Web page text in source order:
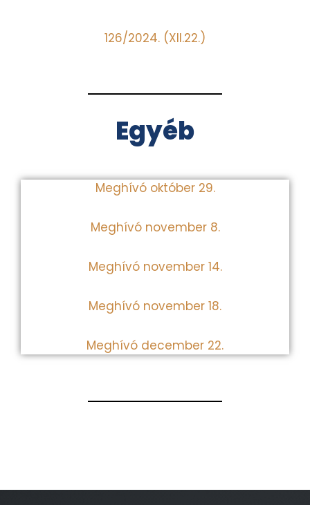
126/2024. (XII.22.)
Egyéb
Meghívó október 29.
Meghívó november 8.
Meghívó november 14.
Meghívó november 18.
Meghívó december 22.